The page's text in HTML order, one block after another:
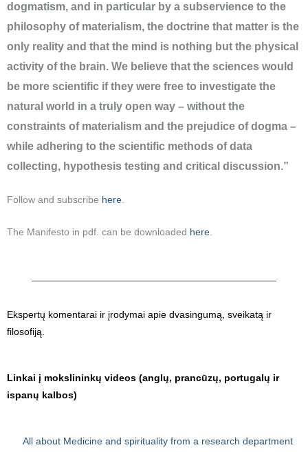
dogmatism, and in particular by a subservience to the
philosophy of materialism, the doctrine that matter is the
only reality and that the mind is nothing but the physical
activity of the brain. We believe that the sciences would
be more scientific if they were free to investigate the
natural world in a truly open way – without the
constraints of materialism and the prejudice of dogma –
while adhering to the scientific methods of data
collecting, hypothesis testing and critical discussion.”
Follow and subscribe here.
The Manifesto in pdf. can be downloaded here.
Ekspertų komentarai ir įrodymai apie dvasingumą, sveikatą ir
filosofiją.
Linkai į mokslininkų videos (anglų, prancūzų, portugalų ir
ispanų kalbos)
All about Medicine and spirituality from a research department